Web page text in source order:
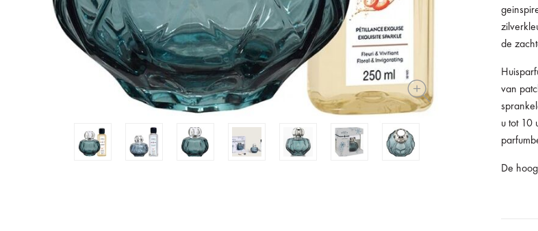
de
van
u tot 10
De